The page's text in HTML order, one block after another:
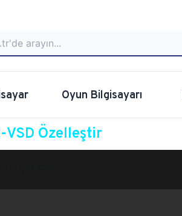
Oyun Bilgisayarı
Özelleştir